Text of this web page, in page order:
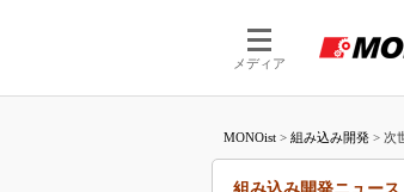
メディア
MONOist > 組み込み開発 > 次